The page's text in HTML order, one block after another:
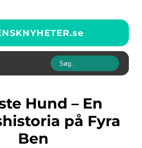
se
på Fyra
Ben